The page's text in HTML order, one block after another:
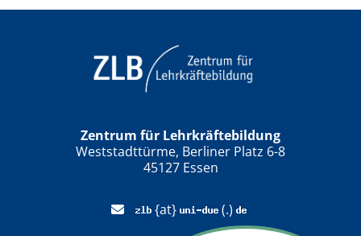
Zentrum für Lehrkräftebildung
Weststadttürme, Berliner Platz 6-8
45127 Essen
{at} (.)